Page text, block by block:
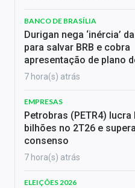
BANCO DE BRASÍLIA
Durigan nega ‘inércia’
para salvar BRB e cobra
apresentação de plano
7 hora(s) atrás
EMPRESAS
Petrobras (PETR4) lucra
bilhões no 2T26 e supera
consenso
7 hora(s) atrás
ELEIÇÕES 2026